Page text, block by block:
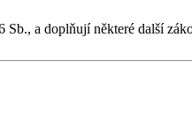
Sb., a doplňují některé další